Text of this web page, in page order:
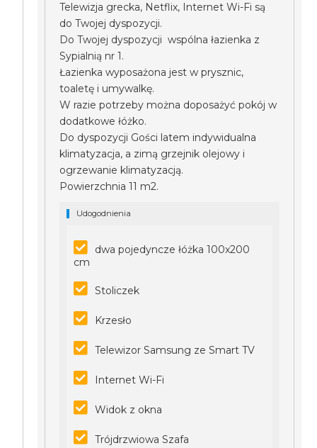
Telewizja grecka, Netflix, Internet Wi-Fi są
do Twojej dyspozycji.
Do Twojej dyspozycji wspólna łazienka z
Sypialnią nr 1.
Łazienka wyposażona jest w prysznic,
toaletę i umywalkę.
W razie potrzeby można doposażyć pokój w
dodatkowe łóżko.
Do dyspozycji Gości latem indywidualna
klimatyzacja, a zimą grzejnik olejowy i
ogrzewanie klimatyzacją.
Powierzchnia 11 m2.
Udogodnienia
dwa pojedyncze łóżka 100x200
cm
Stoliczek
Krzesło
Telewizor Samsung ze Smart TV
Internet Wi-Fi
Widok z okna
Trójdrzwiowa Szafa